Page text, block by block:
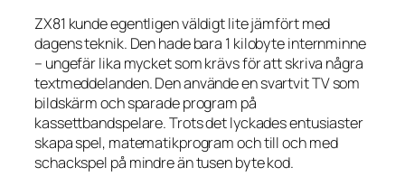
ZX81 kunde egentligen väldigt lite jämfört med
dagens teknik. Den hade bara 1 kilobyte internminne
– ungefär lika mycket som krävs för att skriva några
textmeddelanden. Den använde en svartvit TV som
bildskärm och sparade program på
kassettbandspelare. Trots det lyckades entusiaster
skapa spel, matematikprogram och till och med
schackspel på mindre än tusen byte kod.